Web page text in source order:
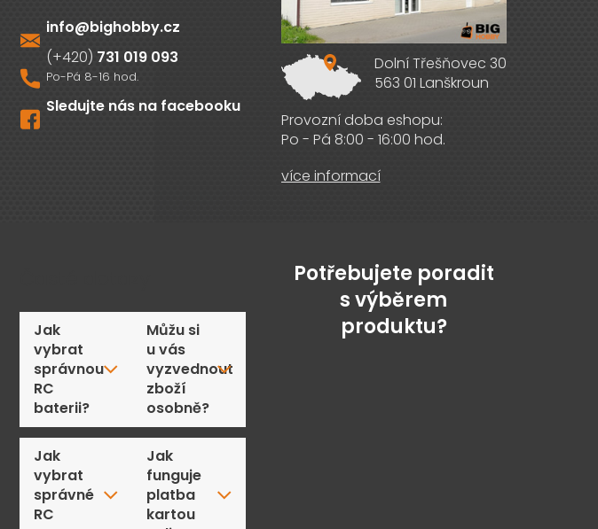
info@bighobby.cz
731 019 093
Sledujte nás na facebooku
Dolní Třešňovec 30
563 01 Lanškroun
Provozní doba eshopu:
Po - Pá 8:00 - 16:00 hod.
více informací
Jak
vybrat
správnou
RC
baterii?
Jak
vybrat
správné
RC
Můžu si
u vás
vyzvednout
zboží
osobně?
Jak
funguje
platba
kartou
Potřebujete poradit
s výběrem
produktu?